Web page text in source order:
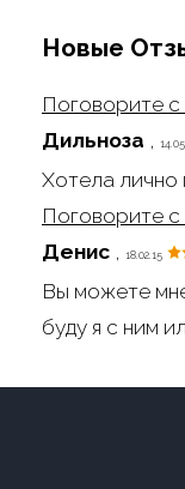
Новые
Поговорите
Дильноза ,
Хотела лично
Поговорите
Денис , 18.02.15
Вы можете
буду я с ним